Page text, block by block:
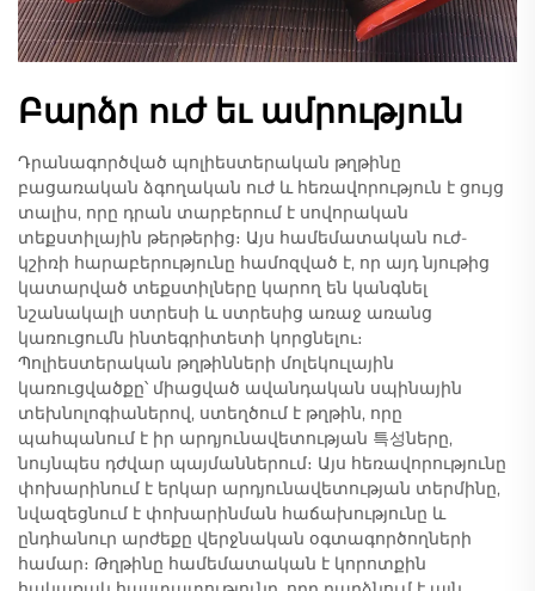
Բարձր ուժ եւ ամրություն
Դրանագործված պոլիեստերական թղթինը
բացառական ձգողական ուժ և հեռավորություն է ցույց
տալիս, որը դրան տարբերում է սովորական
տեքստիլային թերթերից։ Այս համեմատական ուժ-
կշիռի հարաբերությունը համոզված է, որ այդ նյութից
կատարված տեքստիլները կարող են կանգնել
նշանակալի ստրեսի և ստրեսից առաջ առանց
կառուցումն ինտեգրիտետի կորցնելու։
Պոլիեստերական թղթինների մոլեկուլային
կառուցվածքը՝ միացված ավանդական սպինային
տեխնոլոգիաներով, ստեղծում է թղթին, որը
պահպանում է իր արդյունավետության 특성ները,
նույնպես դժվար պայմաններում։ Այս հեռավորությունը
փոխարինում է երկար արդյունավետության տերմինը,
նվազեցնում է փոխարինման հաճախությունը և
ընդհանուր արժեքը վերջնական օգտագործողների
համար։ Թղթինը համեմատական է կորոտքին